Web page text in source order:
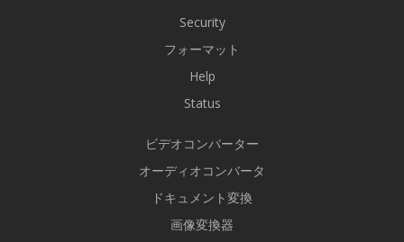
Security
フォーマット
Help
Status
ビデオコンバーター
オーディオコンバータ
ドキュメント変換
画像変換器